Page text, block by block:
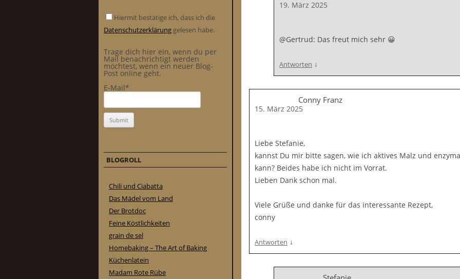
19. März 2025
@Gertrud: Das freut mich sehr 😀
Antworten ↓
Conny Franz
15. März 2025
Liebe Stefanie,
kannst Du mir bitte sagen, wie ich aktives Malz und
kann? Beides habe ich nicht im Vorrat.
Lieben Dank schon mal.
Viele Grüße und danke für das interessante Rezept,
conny
Antworten ↓
Hiermit bestätige ich, dass ich die
Datenschutzerklärung gelesen habe.
Trage dich hier ein, wenn du per
Mail benachrichtigt werden
möchtest, wenn ein neuer Blog-
Post online geht.
E-Mail*
BLOGROLL
Chili und Ciabatta
Das Mädel vom Land
Der Brotdoc
Feine Köstlichkeiten
grain de sel
Homebaking – The Art of Baking
Küchenlatein
Madam Rote Rübe